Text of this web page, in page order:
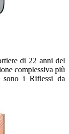
di 22 anni del
complessiva più
sono i Riflessi da